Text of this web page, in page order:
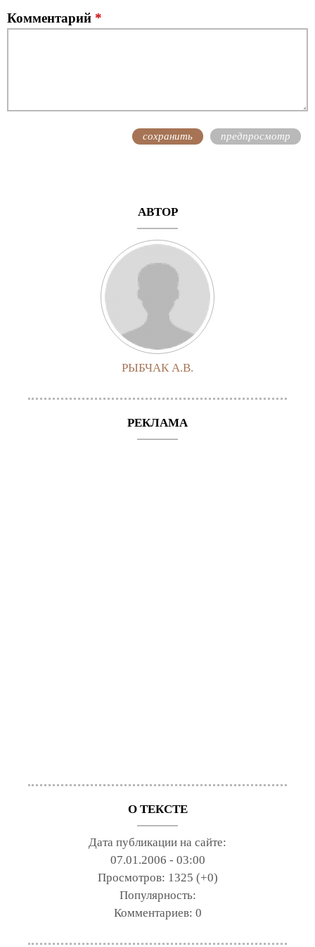
Комментарий *
АВТОР
РЫБЧАК А.В.
РЕКЛАМА
О ТЕКСТЕ
Дата публикации на сайте:
07.01.2006 - 03:00
Просмотров: 1325 (+0)
Популярность:
Комментариев: 0